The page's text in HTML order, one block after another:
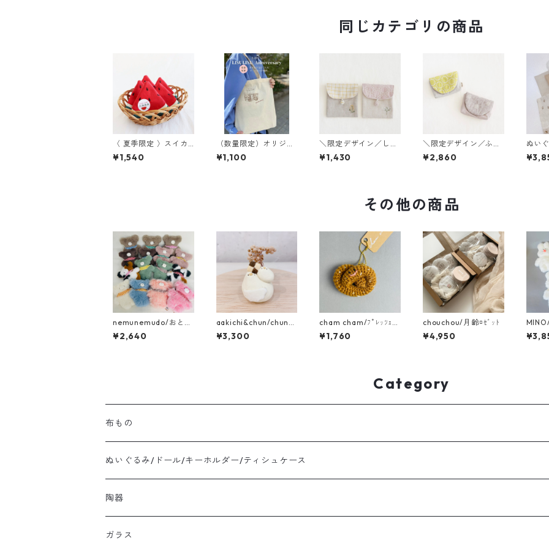
同じカテゴリの商品
〈 夏季限定 〉スイカ
ハンカチ
¥1,540
（数量限定）オリジナ
ルロゴ入りトートバッ
グ
¥1,100
＼限定デザイン／しか
くポーチ
¥1,430
＼限定デザイン／ふた
付きポーチ
¥2,860
ぬい
サイ
その他の商品
nemunemudo/おとも
だちくまちゃん
¥2,640
aakichi&chun/chunの
一輪挿し ｸｯｷｰ
¥3,300
cham cham/ﾌﾟﾚｯﾂｪﾙｷ
ｰﾎﾙﾀﾞｰ
¥1,760
chouchou/月齢ﾛｾﾞｯﾄ
¥4,950
ん
Category
布もの
ぬいぐるみ/ドール/キーホルダー/ティシュケース
陶器
ガラス